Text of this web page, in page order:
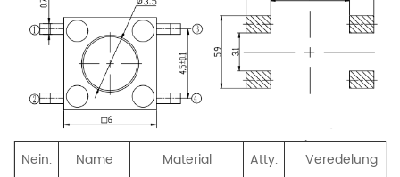
Nein. Name Material Atty.
Veredelung